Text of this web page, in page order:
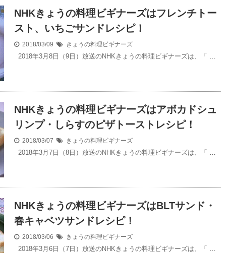
NHKきょうの料理ビギナーズはフレンチトー
スト、いちごサンドレシピ！
2018/03/09 きょうの料理ビギナーズ
2018年3月8日（9日）放送のNHKきょうの料理ビギナーズは、「 …
NHKきょうの料理ビギナーズはアボカドシュ
リンプ・しらすのピザトーストレシピ！
2018/03/07 きょうの料理ビギナーズ
2018年3月7日（8日）放送のNHKきょうの料理ビギナーズは、「 …
NHKきょうの料理ビギナーズはBLTサンド・
春キャベツサンドレシピ！
2018/03/06 きょうの料理ビギナーズ
2018年3月6日（7日）放送のNHKきょうの料理ビギナーズは、「 …